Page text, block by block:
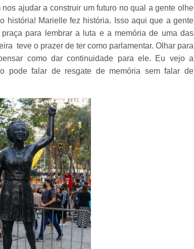
ajudar a construir um futuro no qual a gente olhe
história! Marielle fez história. Isso aqui que a gente
para lembrar a luta e a memória de uma das
teve o prazer de ter como parlamentar. Olhar para
como dar continuidade para ele. Eu vejo a
pode falar de resgate de memória sem falar de